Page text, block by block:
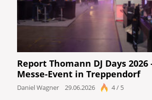
Report Thomann DJ Days 2026
Messe-Event in Treppendorf
Daniel Wagner 29.06.2026 4 / 5